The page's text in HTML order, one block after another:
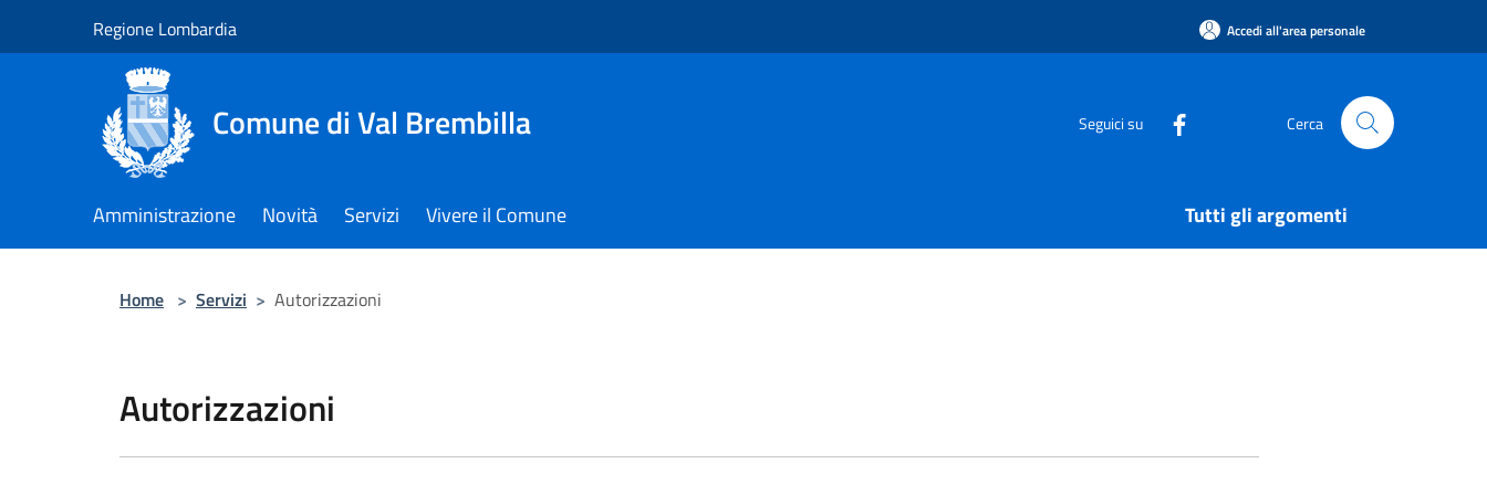
Regione Lombardia Accedi all'area personale
Comune di Val Brembilla Seguici su Cerca
Amministrazione Novità Servizi Vivere il Comune Tutti gli argomenti
Home > Servizi > Autorizzazioni
Autorizzazioni